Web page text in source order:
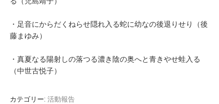
・足音にからだくねらせ隠れ入る蛇に幼なの後退りせり（後
藤まゆみ）
・真夏なる陽射しの落つる濃き陰の奥へと青きやせ蛙入る
（中世古悦子）
カテゴリー: 活動報告